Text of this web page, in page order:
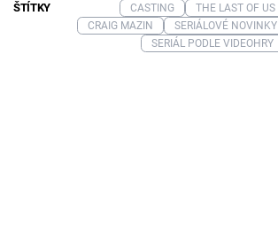
ŠTÍTKY CASTING THE LAST OF US
CRAIG MAZIN
SERIÁLOVÉ NOVINKY
SERIÁL PODLE VIDEOHRY